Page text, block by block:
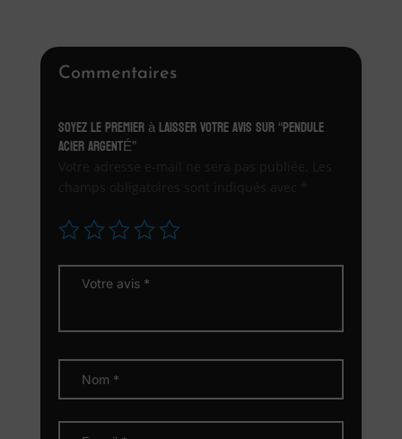
Commentaires
Soyez le premier à laisser votre avis sur “PENDULE
ACIER ARGENTÉ”